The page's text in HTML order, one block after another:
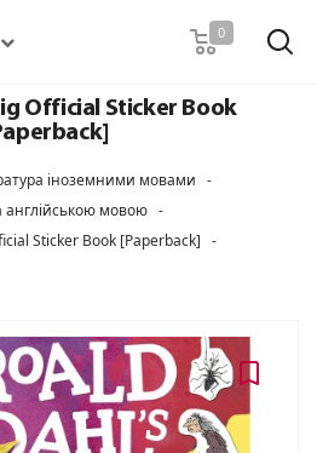
0
Official Sticker Book
іноземними мовами -
англійською мовою -
Sticker Book [Paperback] -